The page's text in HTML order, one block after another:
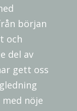
början
och
del av
gett oss
med nöje